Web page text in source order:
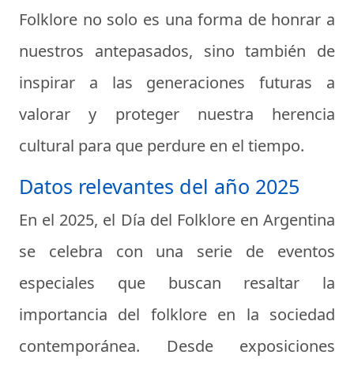
Folklore no solo es una forma de honrar a
nuestros antepasados, sino también de
inspirar a las generaciones futuras a
valorar y proteger nuestra herencia
cultural para que perdure en el tiempo.
Datos relevantes del año 2025
En el 2025, el Día del Folklore en Argentina
se celebra con una serie de eventos
especiales que buscan resaltar la
importancia del folklore en la sociedad
contemporánea. Desde exposiciones